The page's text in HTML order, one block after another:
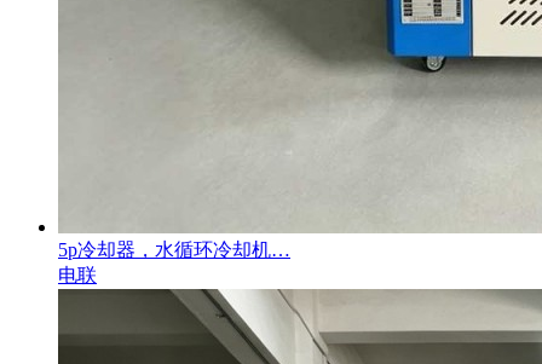
5p冷却器，水循环冷却机…
电联